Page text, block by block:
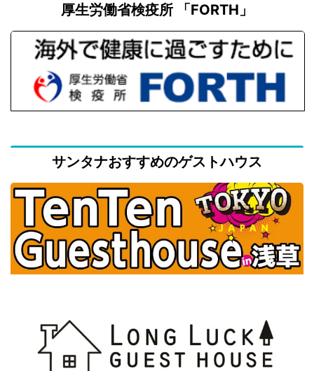
厚生労働省検疫所 「FORTH」
サンタナおすすめのゲストハウス